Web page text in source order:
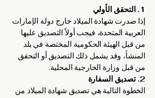
1. التحقق الأولي
إذا صدرت شهادة الميلاد خارج دولة الإمارات
العربية المتحدة، فيجب أولاً التصديق عليها
من قبل الهيئة الحكومية المختصة في بلد
المنشأ، وقد يشمل ذلك التصديق أو التحقق
من قبل وزارة الخارجية المحلية.
2. تصديق السفارة
الخطوة التالية هي تصديق شهادة الميلاد من